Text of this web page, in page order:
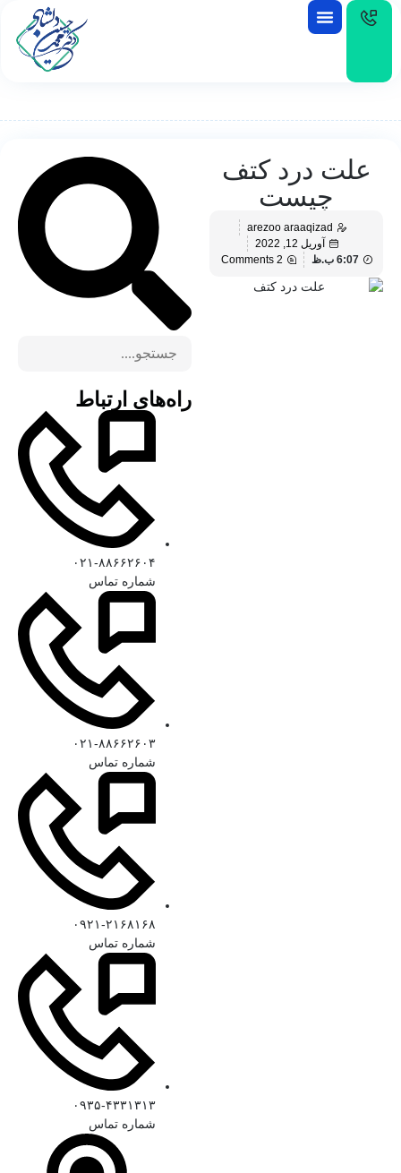
EN
علت درد کتف
چیست
arezoo araaqizad
آوریل 12, 2022
6:07 ب.ظ
2 Comments
راه‌های ارتباط
۰۲۱-۸۸۶۶۲۶۰۴
شماره تماس
۰۲۱-۸۸۶۶۲۶۰۳
شماره تماس
۰۹۲۱-۲۱۶۸۱۶۸
شماره تماس
۰۹۳۵-۴۳۳۱۳۱۳
شماره تماس